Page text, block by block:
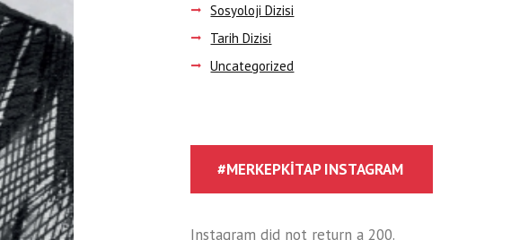
Sosyoloji Dizisi
Tarih Dizisi
Uncategorized
#MERKEPKITAP INSTAGRAM
Instagram did not return a 200.